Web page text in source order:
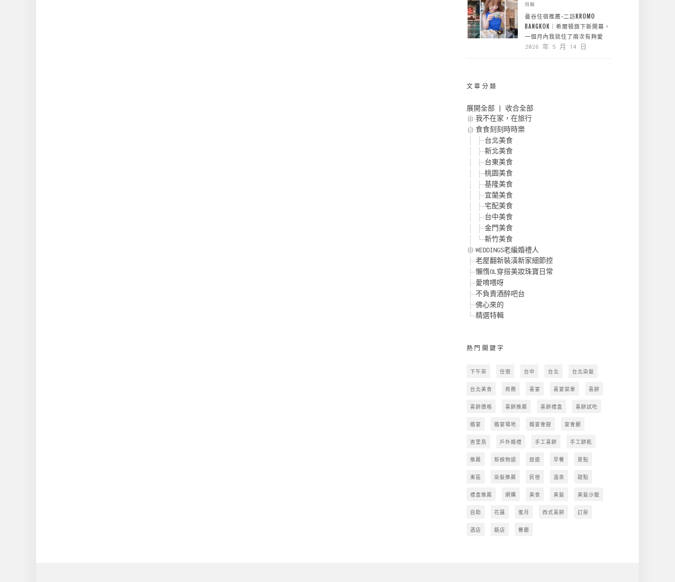
特輯
曼谷住宿推薦-二訪KROMO
BANGKOK｜希爾頓旗下新開幕，
一個月內我就住了兩次有夠愛
2026 年 5 月 14 日
文章分類
展開全部
收合全部
我不在家，在旅行
食食刻刻時時樂
台北美食
新北美食
台東美食
桃園美食
基隆美食
宜蘭美食
宅配美食
台中美食
金門美食
新竹美食
WEDDINGS老編婚禮人
老屋翻新裝潢新家細節控
懶惰OL穿搭美妝珠寶日常
愛唷喂呀
不負責酒醉吧台
佛心來的
精選特輯
熱門關鍵字
下午茶 住宿 台中 台北 台北染髮
台北美食 商務 喜宴 喜宴菜單 喜餅
喜餅價格 喜餅推薦 喜餅禮盒 喜餅試吃
婚宴 婚宴場地 婚宴會館 宴會廳
峇里島 戶外婚禮 手工喜餅 手工餅乾
推薦 新娘物語 旅遊 早餐 景點
東區 染髮推薦 民宿 溫泉 甜點
禮盒推薦 網購 美食 美髮 美髮沙龍
自助 花蓮 蜜月 西式喜餅 訂房
酒店 飯店 餐廳